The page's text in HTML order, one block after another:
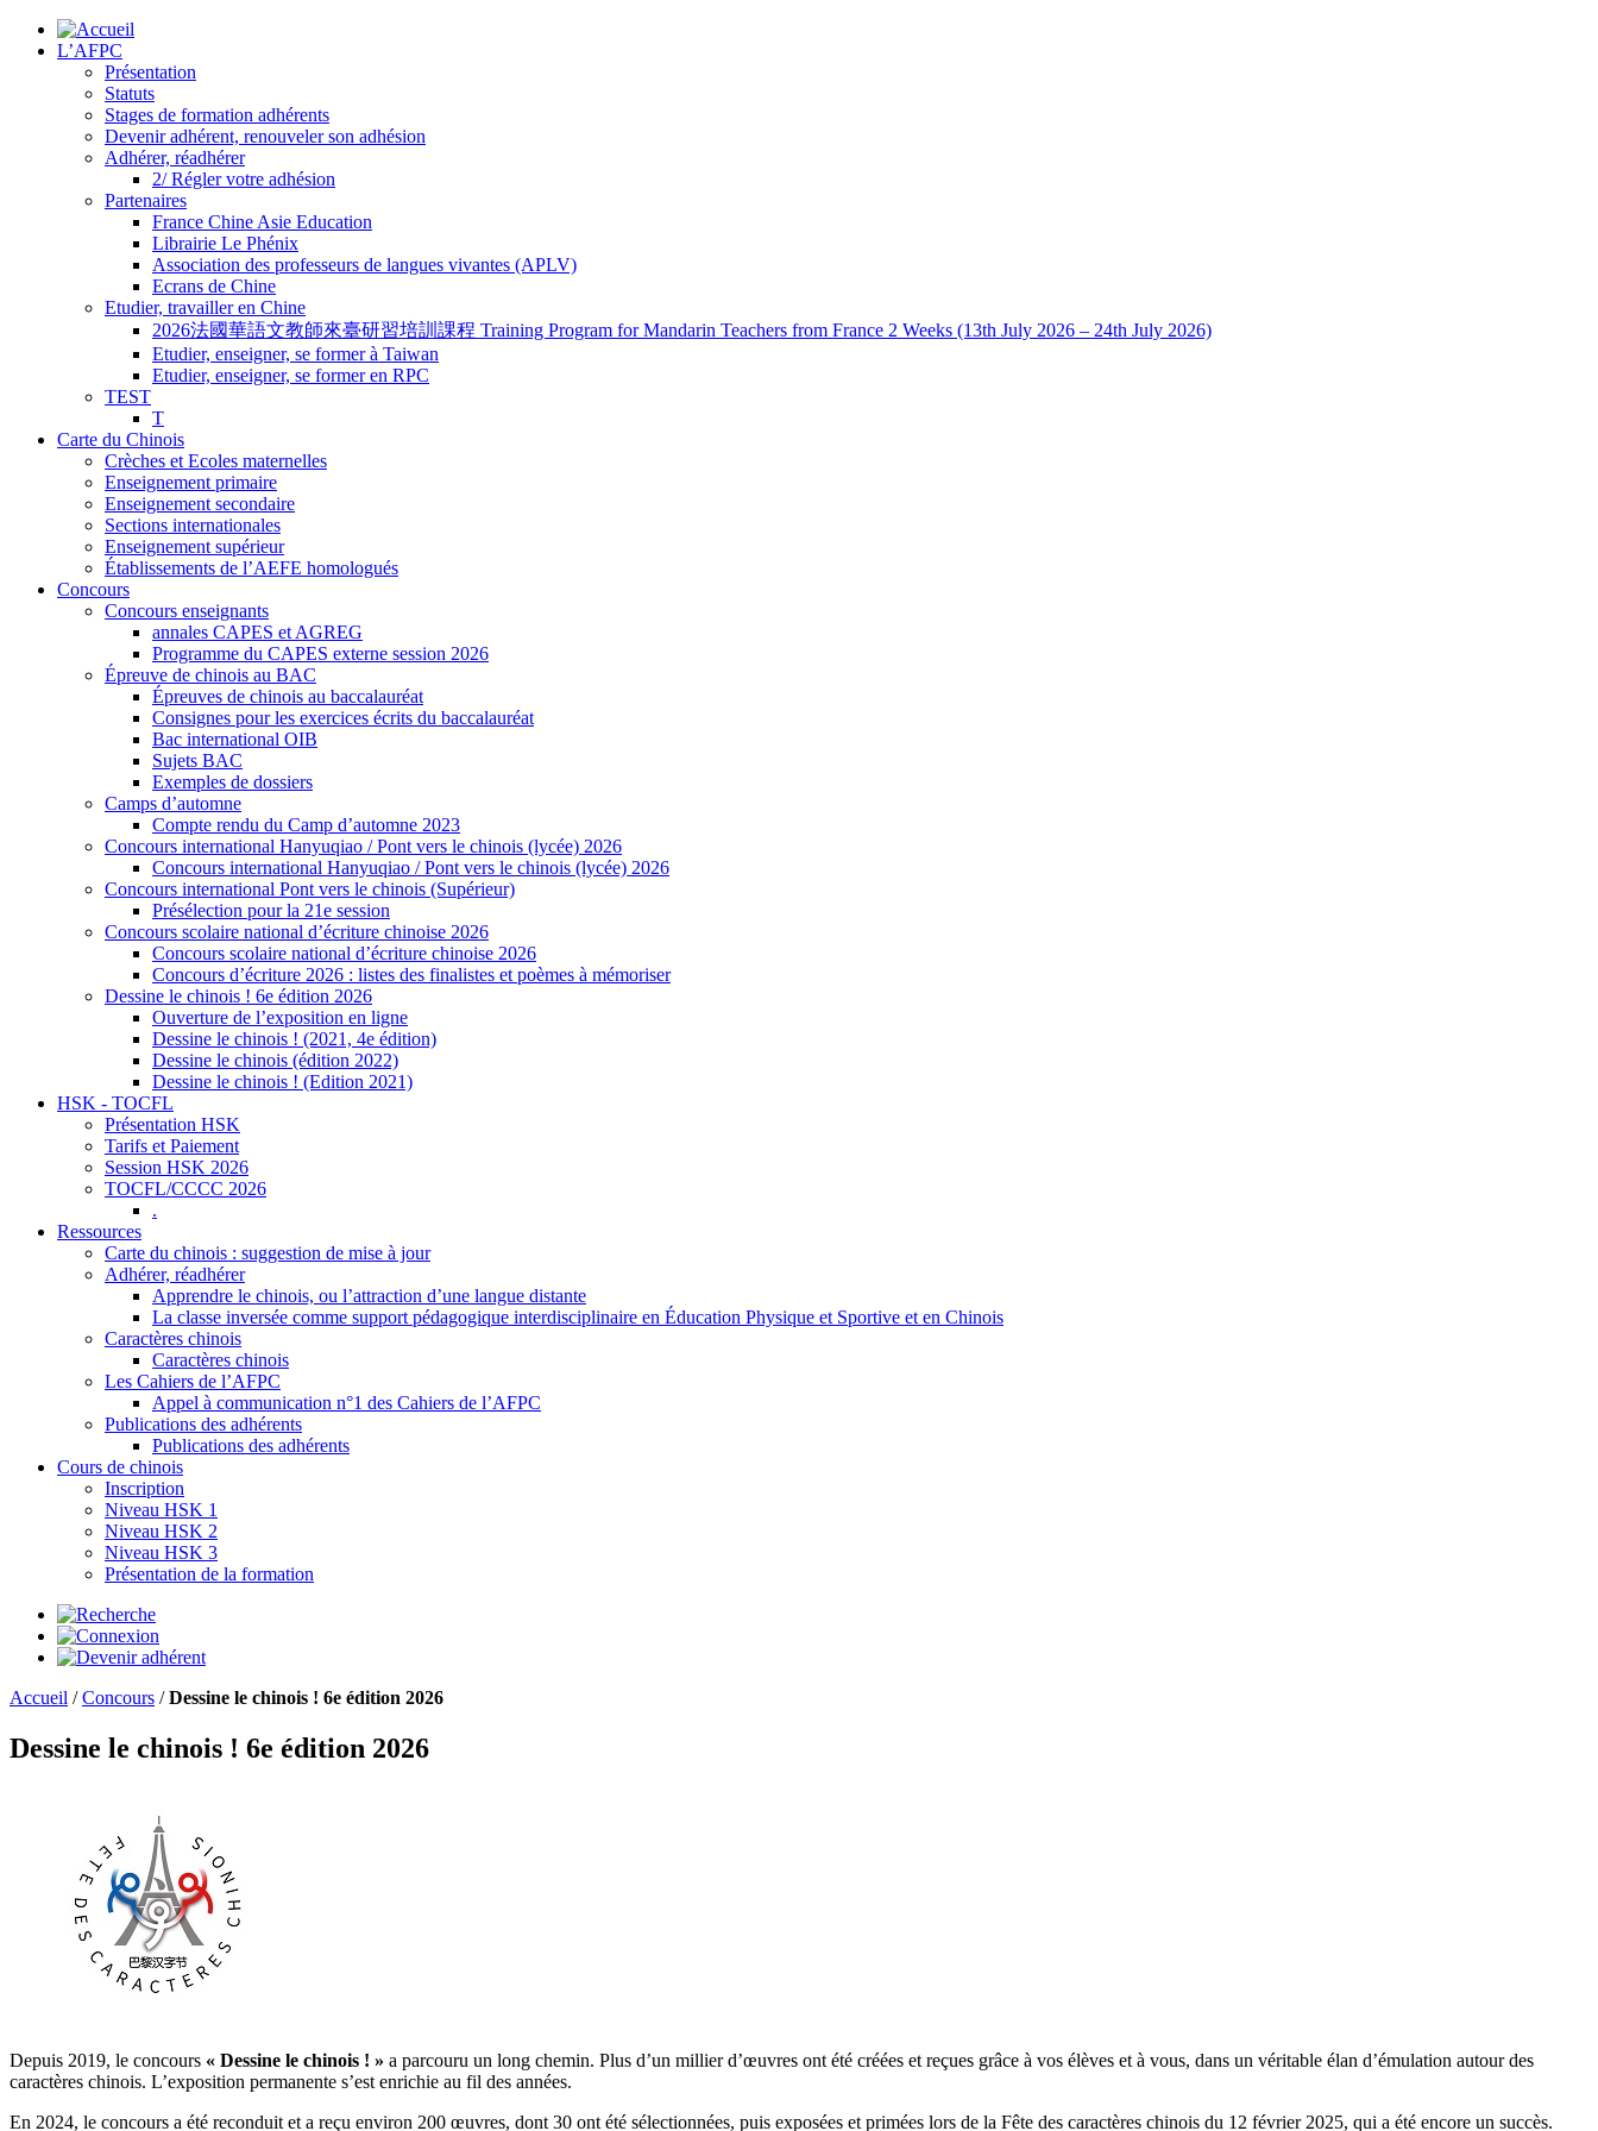
L’AFPC
Présentation
Statuts
Stages de formation adhérents
Devenir adhérent, renouveler son adhésion
Adhérer, réadhérer
2/ Régler votre adhésion
Partenaires
France Chine Asie Education
Librairie Le Phénix
Association des professeurs de langues vivantes (APLV)
Ecrans de Chine
Etudier, travailler en Chine
2026法國華語文教師來臺研習培訓課程 Training Program for Mandarin Teachers from France 2 Weeks (13th July 2026 – 24th July 2026)
Etudier, enseigner, se former à Taiwan
Etudier, enseigner, se former en RPC
TEST
T
Carte du Chinois
Crèches et Ecoles maternelles
Enseignement primaire
Enseignement secondaire
Sections internationales
Enseignement supérieur
Établissements de l’AEFE homologués
Concours
Concours enseignants
annales CAPES et AGREG
Programme du CAPES externe session 2026
Épreuve de chinois au BAC
Épreuves de chinois au baccalauréat
Consignes pour les exercices écrits du baccalauréat
Bac international OIB
Sujets BAC
Exemples de dossiers
Camps d’automne
Compte rendu du Camp d’automne 2023
Concours international Hanyuqiao / Pont vers le chinois (lycée) 2026
Concours international Hanyuqiao / Pont vers le chinois (lycée) 2026
Concours international Pont vers le chinois (Supérieur)
Présélection pour la 21e session
Concours scolaire national d’écriture chinoise 2026
Concours scolaire national d’écriture chinoise 2026
Concours d’écriture 2026 : listes des finalistes et poèmes à mémoriser
Dessine le chinois ! 6e édition 2026
Ouverture de l’exposition en ligne
Dessine le chinois ! (2021, 4e édition)
Dessine le chinois (édition 2022)
Dessine le chinois ! (Edition 2021)
HSK - TOCFL
Présentation HSK
Tarifs et Paiement
Session HSK 2026
TOCFL/CCCC 2026
.
Ressources
Carte du chinois : suggestion de mise à jour
Adhérer, réadhérer
Apprendre le chinois, ou l’attraction d’une langue distante
La classe inversée comme support pédagogique interdisciplinaire en Éducation Physique et Sportive et en Chinois
Caractères chinois
Caractères chinois
Les Cahiers de l’AFPC
Appel à communication n°1 des Cahiers de l’AFPC
Publications des adhérents
Publications des adhérents
Cours de chinois
Inscription
Niveau HSK 1
Niveau HSK 2
Niveau HSK 3
Présentation de la formation
Accueil /Concours /Dessine le chinois ! 6e édition 2026
Dessine le chinois ! 6e édition 2026
Depuis 2019, le concours « Dessine le chinois ! » a parcouru un long chemin. Plus d’un millier d’œuvres ont été créées et reçues grâce à vos élèves et à vous, dans un véritable élan d’émulation autour des
caractères chinois. L’exposition permanente s’est enrichie au fil des années.
En 2024, le concours a été reconduit et a reçu environ 200 œuvres, dont 30 ont été sélectionnées, puis exposées et primées lors de la Fête des caractères chinois du 12 février 2025, qui a été encore un succès.